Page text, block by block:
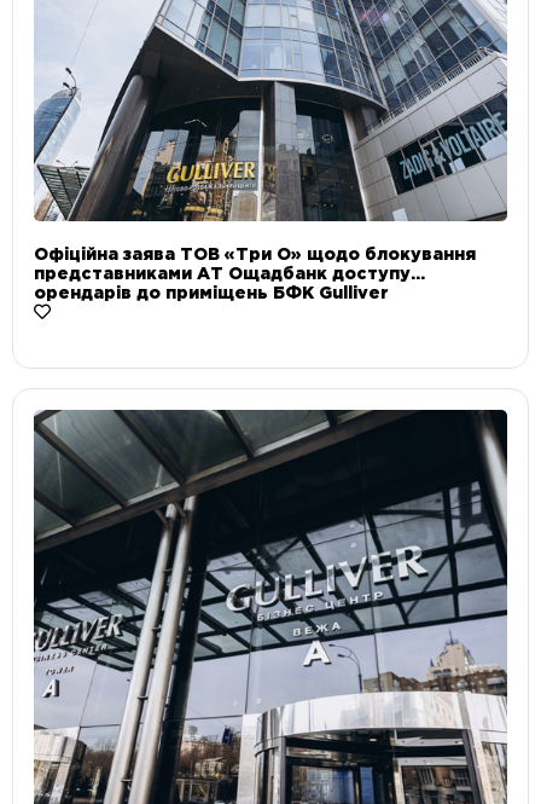
Офіційна заява ТОВ «Три О» щодо блокування
представниками АТ Ощадбанк доступу
орендарів до приміщень БФК Gulliver